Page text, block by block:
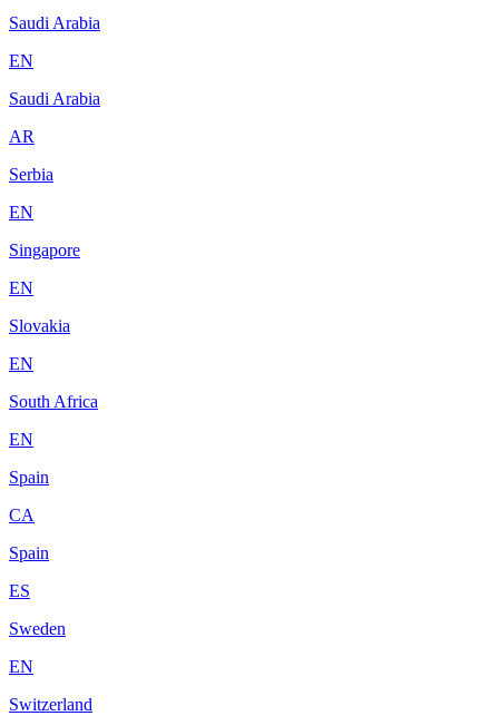
Saudi Arabia
EN
Saudi Arabia
AR
Serbia
EN
Singapore
EN
Slovakia
EN
South Africa
EN
Spain
CA
Spain
ES
Sweden
EN
Switzerland